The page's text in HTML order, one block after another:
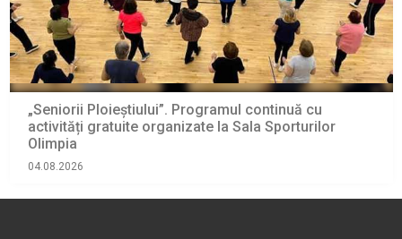
„Seniorii Ploieștiului”. Programul continuă cu
activități gratuite organizate la Sala Sporturilor
Olimpia
04.08.2026